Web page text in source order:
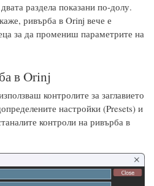
раздела показани по-долу.
ривърба в Orinj вече е
за да промениш параметрите на
в Orinj
контролите за заглавието
настройки (Presets) и
контроли на ривърба в